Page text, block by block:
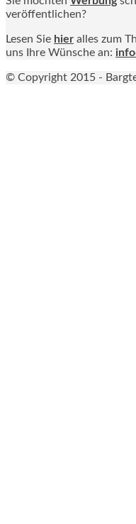
veröffentlichen?
Lesen Sie hier alles zum
uns Ihre Wünsche an:
© Copyright 2015 -